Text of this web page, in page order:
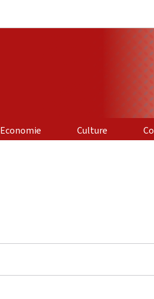
Economie Culture
CO-